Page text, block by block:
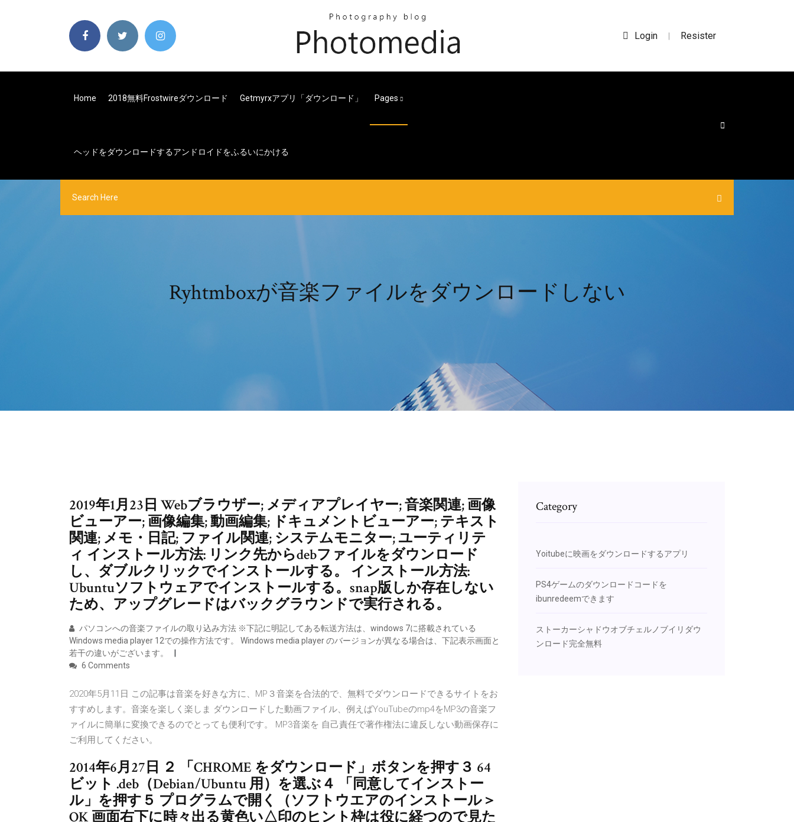
Login | Resister
Home 2018無料frostwireダウンロード Getmyrxアプリ「ダウンロード」 Pages
ヘッドをダウンロードするアン​​ドロイドをふるいにかける
Ryhtmboxが音楽ファイルをダウンロードしない
2019年1月23日 Webブラウザー; メディアプレイヤー; 音楽関連; 画像
ビューアー; 画像編集; 動画編集; ドキュメントビューアー; テキスト
関連; メモ・日記; ファイル関連; システムモニター; ユーティリテ
ィ インストール方法: リンク先からdebファイルをダウンロード
し、ダブルクリックでインストールする。 インストール方法:
Ubuntuソフトウェアでインストールする。snap版しか存在しない
ため、アップグレードはバックグラウンドで実行される。
パソコンへの音楽ファイルの取り込み方法 ※下記に明記してある転送方法は、windows 7に搭載されている
Windows media player 12での操作方法です。 Windows media player のバージョンが異なる場合は、下記表示画面と
若干の違いがございます。
6 Comments
2020年5月11日 この記事は音楽を好きな方に、MP３音楽を合法的で、無料でダウンロードできるサイトをお
すすめします。音楽を楽しく楽しま ダウンロードした動画ファイル、例えばYouTubeのmp4をMP3の音楽フ
ァイルに簡単に変換できるのでとっても便利です。 MP3音楽を 自己責任で著作権法に違反しない動画保存に
ご利用してください。
2014年6月27日 ２ 「CHROME をダウンロード」ボタンを押す３ 64
ビット .deb（Debian/Ubuntu 用）を選ぶ４ 「同意してインストー
ル」を押す５ プログラムで開く（ソフトウエアのインストール＞
OK 画面右下に時々出る黄色い△印のヒント枠は役に経つので見た
Category
Yoitubeに映画をダウンロードするアプリ
PS4ゲームのダウンロードコードを
ibunredeemできます
ストーカーシャドウオブチェルノブイリダウ
ンロード完全無料